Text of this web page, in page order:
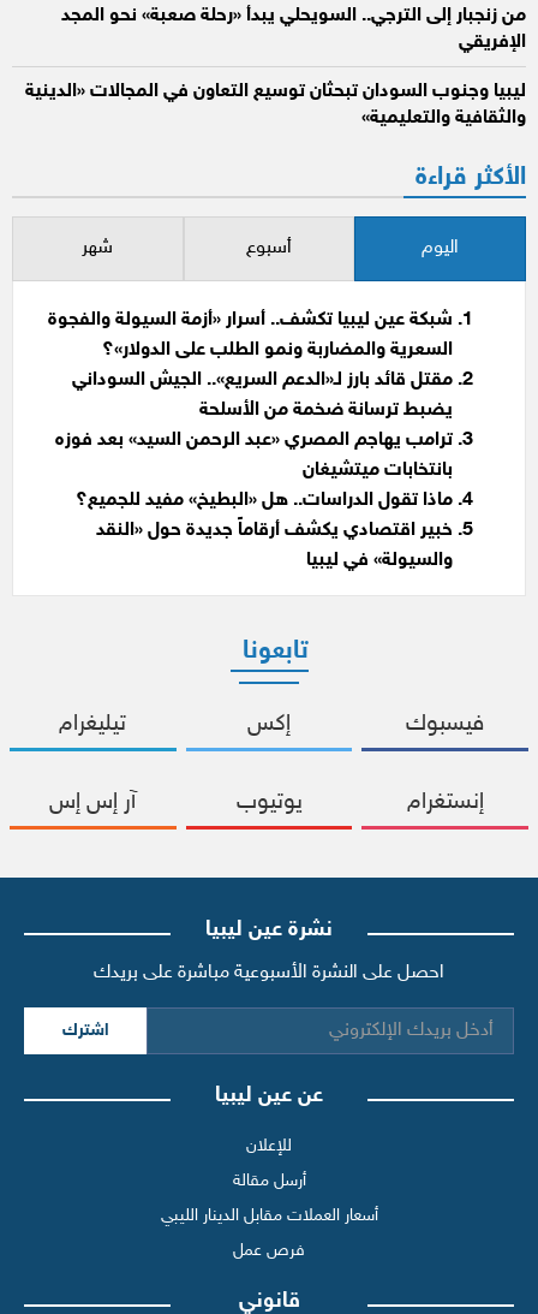
من زنجبار إلى الترجي.. السويحلي يبدأ «رحلة صعبة» نحو المجد
الإفريقي
ليبيا وجنوب السودان تبحثان توسيع التعاون في المجالات «الدينية
والثقافية والتعليمية»
الأكثر قراءة
اليوم أسبوع شهر
شبكة عين ليبيا تكشف.. أسرار «أزمة السيولة والفجوة
السعرية والمضاربة ونمو الطلب على الدولار»؟
مقتل قائد بارز لـ«الدعم السريع».. الجيش السوداني
يضبط ترسانة ضخمة من الأسلحة
ترامب يهاجم المصري «عبد الرحمن السيد» بعد فوزه
بانتخابات ميتشيغان
ماذا تقول الدراسات.. هل «البطيخ» مفيد للجميع؟
خبير اقتصادي يكشف أرقاماً جديدة حول «النقد
والسيولة» في ليبيا
تابعونا
فيسبوك إكس تيليغرام
إنستغرام يوتيوب آر إس إس
نشرة عين ليبيا
احصل على النشرة الأسبوعية مباشرة على بريدك
اشترك
عن عين ليبيا
للإعلان
أرسل مقالة
أسعار العملات مقابل الدينار الليبي
فرص عمل
قانوني